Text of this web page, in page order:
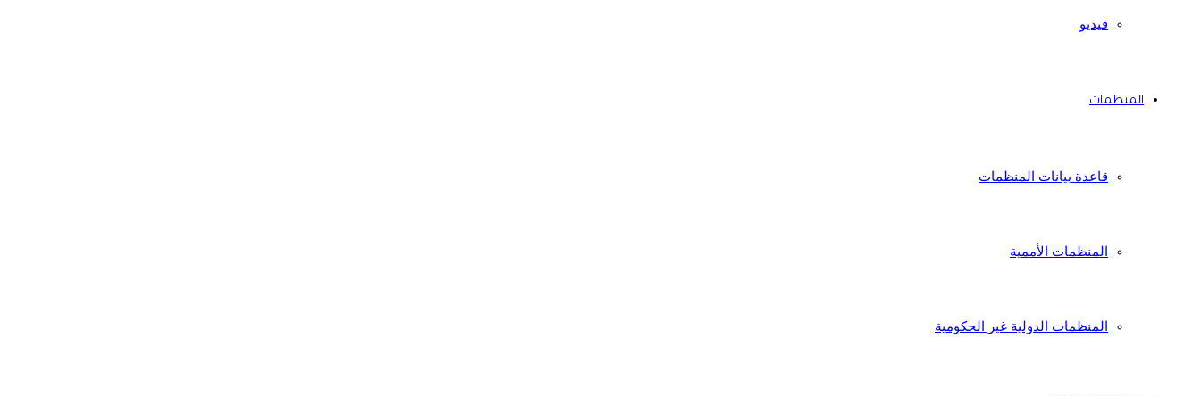
فيديو
المنظمات
قاعدة بيانات المنظمات
المنظمات الأممية
المنظمات الدولية غير الحكومية